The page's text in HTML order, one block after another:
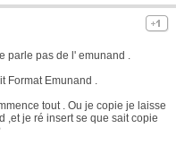
parle pas de l' emunand .
Format Emunand .
tout . Ou je copie je laisse
,et je ré insert se que sait copie